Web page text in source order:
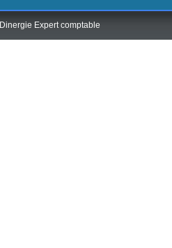
Dinergie Expert comptable